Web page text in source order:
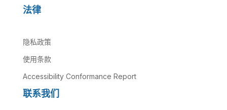
法律
隐私政策
使用条款
Accessibility Conformance Report
联系我们